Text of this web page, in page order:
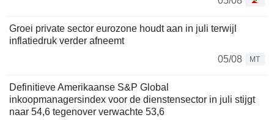
Groei private sector eurozone houdt aan in juli terwijl
inflatiedruk verder afneemt
05/08
MT
Definitieve Amerikaanse S&P Global
inkoopmanagersindex voor de dienstensector in juli stijgt
naar 54,6 tegenover verwachte 53,6